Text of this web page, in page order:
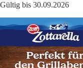
Gültig bis 30.09.2026